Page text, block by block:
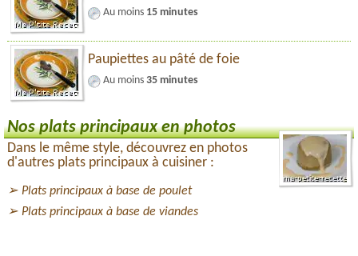
Au moins 15 minutes
Paupiettes au pâté de foie
Au moins 35 minutes
Nos plats principaux en photos
Dans le même style, découvrez en photos
d'autres plats principaux à cuisiner :
Plats principaux à base de poulet
Plats principaux à base de viandes